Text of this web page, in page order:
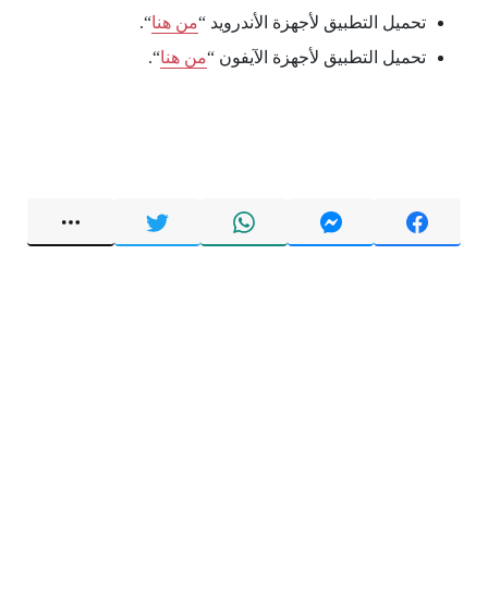
تحميل التطبيق لأجهزة الأندرويد “من هنا“.
تحميل التطبيق لأجهزة الآيفون “من هنا“.